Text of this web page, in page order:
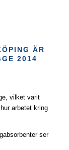
ÄR
2014
vilket varit
arbetet kring
ser